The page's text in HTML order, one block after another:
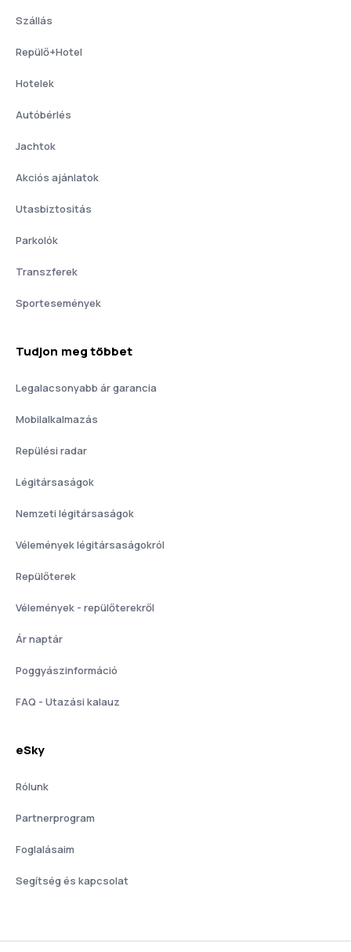
Szállás
Repülő+Hotel
Hotelek
Autóbérlés
Jachtok
Akciós ajánlatok
Utasbiztositás
Parkolók
Transzferek
Sportesemények
Tudjon meg többet
Legalacsonyabb ár garancia
Mobilalkalmazás
Repülési radar
Légitársaságok
Nemzeti légitársaságok
Vélemények légitársaságokról
Repülőterek
Vélemények - repülőterekről
Ár naptár
Poggyászinformáció
FAQ - Utazási kalauz
eSky
Rólunk
Partnerprogram
Foglalásaim
Segítség és kapcsolat